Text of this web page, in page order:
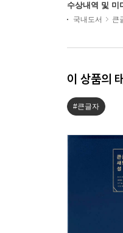
수상내역 및 미
국내도서 큰
이 상품의
#큰글자